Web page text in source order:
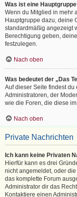
Was ist eine
Wenn du Mitglied in mehr
Hauptgruppe dazu, deine
standardmäßig angezeigt
Berechtigung geben,
festzulegen.
Nach oben
Was bedeutet der „Das
Auf dieser Seite findest
Administratoren, der
wie die Foren, die diese
Nach oben
Private Nachrichten
Ich kann keine Privaten
Hierfür kann es drei
nicht angemeldet, oder
das komplette Forum
Administrator dir das
Kontaktiere einen